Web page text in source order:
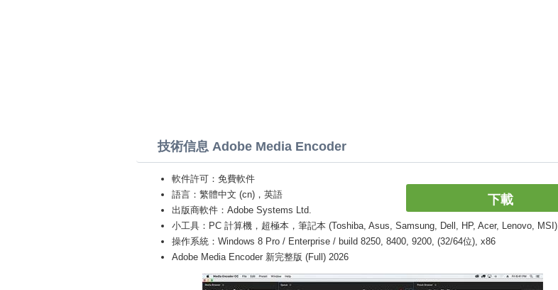
技術信息 Adobe Media Encoder
下載
軟件許可：免費軟件
語言：繁體中文 (cn)，英語
出版商軟件：Adobe Systems Ltd.
小工具：PC 計算機，超極本，筆記本 (Toshiba, Asus, Samsung, Dell, HP, Acer, Lenovo, MSI)
操作系統：Windows 8 Pro / Enterprise / build 8250, 8400, 9200, (32/64位), x86
Adobe Media Encoder 新完整版 (Full) 2026